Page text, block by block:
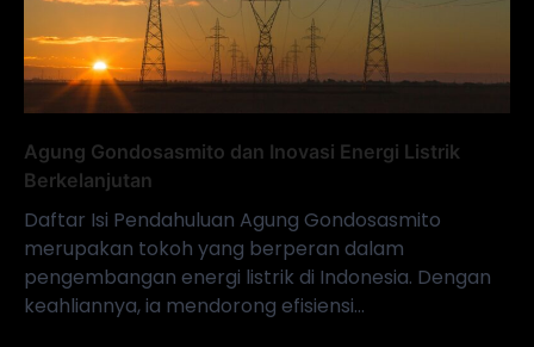
Agung Gondosasmito dan Inovasi Energi Listrik
Berkelanjutan
Daftar Isi Pendahuluan Agung Gondosasmito
merupakan tokoh yang berperan dalam
pengembangan energi listrik di Indonesia. Dengan
keahliannya, ia mendorong efisiensi…